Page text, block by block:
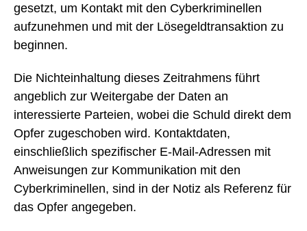
gesetzt, um Kontakt mit den Cyberkriminellen
aufzunehmen und mit der Lösegeldtransaktion zu
beginnen.
Die Nichteinhaltung dieses Zeitrahmens führt
angeblich zur Weitergabe der Daten an
interessierte Parteien, wobei die Schuld direkt dem
Opfer zugeschoben wird. Kontaktdaten,
einschließlich spezifischer E-Mail-Adressen mit
Anweisungen zur Kommunikation mit den
Cyberkriminellen, sind in der Notiz als Referenz für
das Opfer angegeben.